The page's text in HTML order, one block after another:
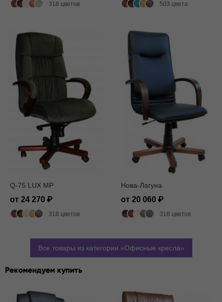
318 цветов 503 цвета
Q-75 LUX MP
от 24 270
318 цветов
Нова-Лагуна
от 20 060
318 цветов
Все товары из категории Офисные кресла
Рекомендуем купить